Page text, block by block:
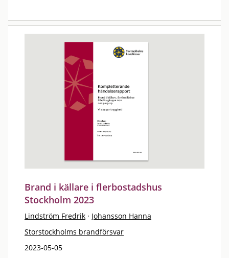
Brand i källare i flerbostadshus
Stockholm 2023
Lindström Fredrik · Johansson Hanna
Storstockholms brandförsvar
2023-05-05